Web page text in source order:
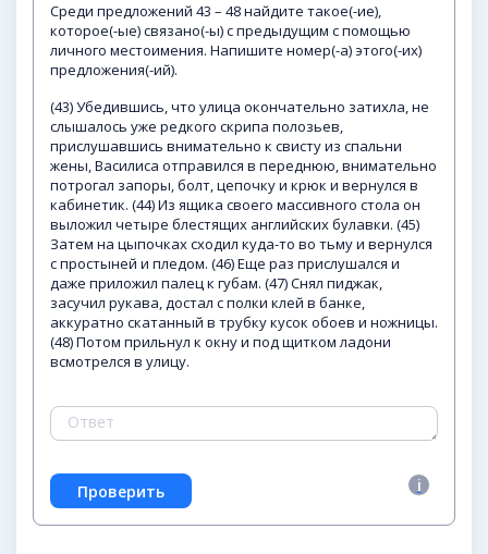
Среди предложений 43 – 48 найдите такое(-ие),
которое(-ые) связано(-ы) с предыдущим с помощью
личного местоимения. Напишите номер(-а) этого(-их)
предложения(-ий).
(43) Убедившись, что улица окончательно затихла, не
слышалось уже редкого скрипа полозьев,
прислушавшись внимательно к свисту из спальни
жены, Василиса отправился в переднюю, внимательно
потрогал запоры, болт, цепочку и крюк и вернулся в
кабинетик. (44) Из ящика своего массивного стола он
выложил четыре блестящих английских булавки. (45)
Затем на цыпочках сходил куда-то во тьму и вернулся
с простыней и пледом. (46) Еще раз прислушался и
даже приложил палец к губам. (47) Снял пиджак,
засучил рукава, достал с полки клей в банке,
аккуратно скатанный в трубку кусок обоев и ножницы.
(48) Потом прильнул к окну и под щитком ладони
всмотрелся в улицу.